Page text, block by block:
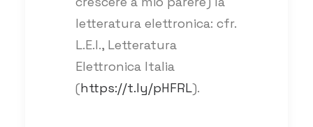
letteratura elettronica: cfr.
L.E.I., Letteratura
Elettronica Italia
(https://t.ly/pHFRL).